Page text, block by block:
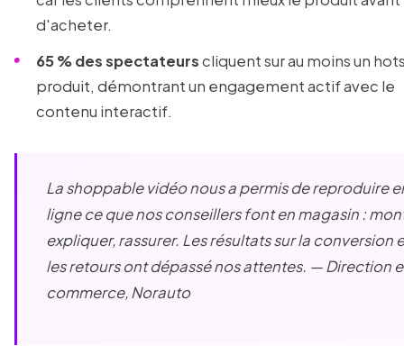
d'acheter.
65 % des spectateurscliquent sur au moins un
produit, démontrant un engagement actif avec le
contenu interactif.
La shoppable vidéo nous a permis de reproduire
ligne ce que nos conseillers font en magasin :
expliquer, rassurer. Les résultats sur la conversion
les retours ont dépassé nos attentes. — Direction
commerce, Norauto